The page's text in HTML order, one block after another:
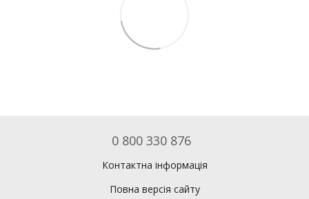
0 800 330 876
Контактна інформація
Повна версія сайту